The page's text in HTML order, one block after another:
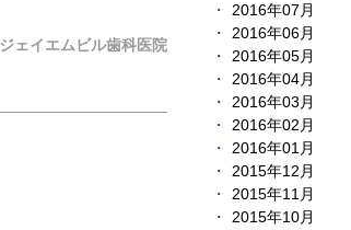
ジェイエムビル歯科医院
2016年07月
2016年06月
2016年05月
2016年04月
2016年03月
2016年02月
2016年01月
2015年12月
2015年11月
2015年10月